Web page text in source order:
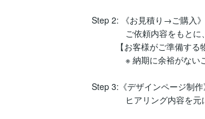
Step 2: 《お見積り→ご購入》
ご依頼内容をもとに、初
※ 納期に余裕がないご依
Step 3:《デザインページ制作
ヒアリング内容を元に構